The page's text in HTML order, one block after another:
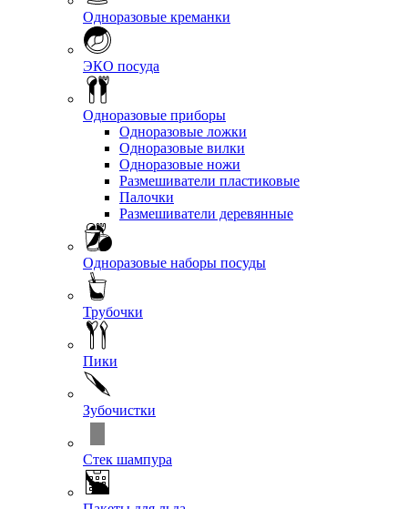
Одноразовые креманки
ЭКО посуда
Одноразовые приборы
Одноразовые ложки
Одноразовые вилки
Одноразовые ножи
Размешиватели пластиковые
Палочки
Размешиватели деревянные
Одноразовые наборы посуды
Трубочки
Пики
Зубочистки
Стек шампура